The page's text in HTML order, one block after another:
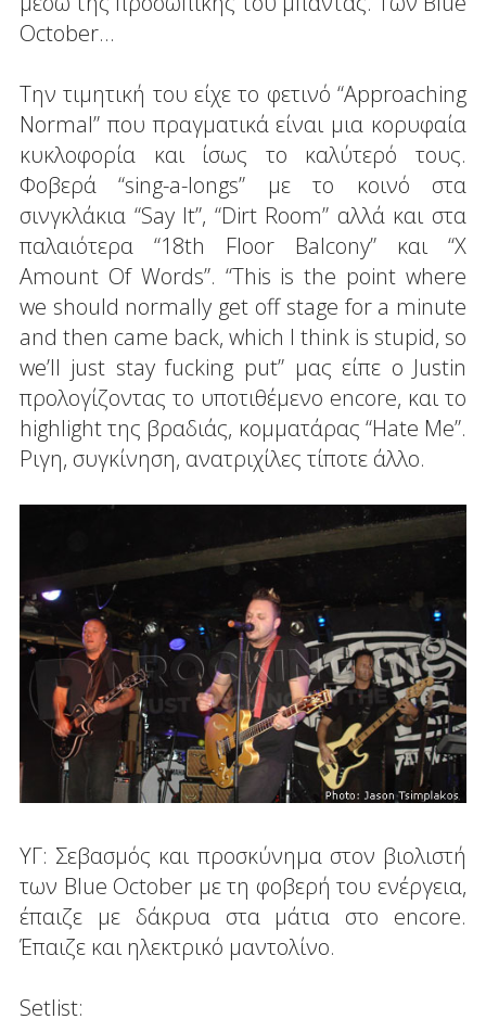
October...
Την τιμητική του είχε το φετινό “Approaching
Normal” που πραγματικά είναι μια κορυφαία
κυκλοφορία και ίσως το καλύτερό τους.
Φοβερά “sing-a-longs” με το κοινό στα
σινγκλάκια “Say It”, “Dirt Room” αλλά και στα
παλαιότερα “18th Floor Balcony” και “X
Amount Of Words”. “This is the point where
we should normally get off stage for a minute
and then came back, which I think is stupid, so
we’ll just stay fucking put” μας είπε ο Justin
προλογίζοντας το υποτιθέμενο encore, και το
highlight της βραδιάς, κομματάρας “Hate Me”.
Ριγη, συγκίνηση, ανατριχίλες τίποτε άλλο.
ΥΓ: Σεβασμός και προσκύνημα στον βιολιστή
των Blue October με τη φοβερή του ενέργεια,
έπαιζε με δάκρυα στα μάτια στο encore.
Έπαιζε και ηλεκτρικό μαντολίνο.
Setlist: